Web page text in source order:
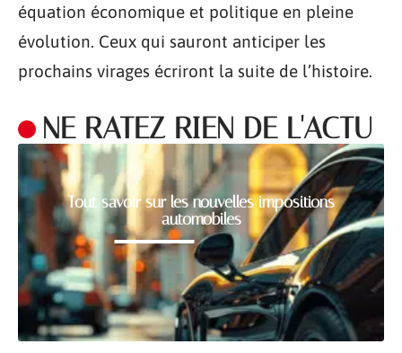
équation économique et politique en pleine
évolution. Ceux qui sauront anticiper les
prochains virages écriront la suite de l’histoire.
NE RATEZ RIEN DE L'ACTU
Tout savoir sur les nouvelles impositions
automobiles